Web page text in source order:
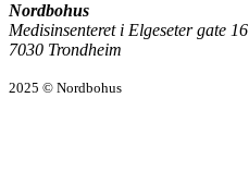
Nordbohus
Medisinsenteret i Elgeseter gate 16
7030 Trondheim
2025 © Nordbohus